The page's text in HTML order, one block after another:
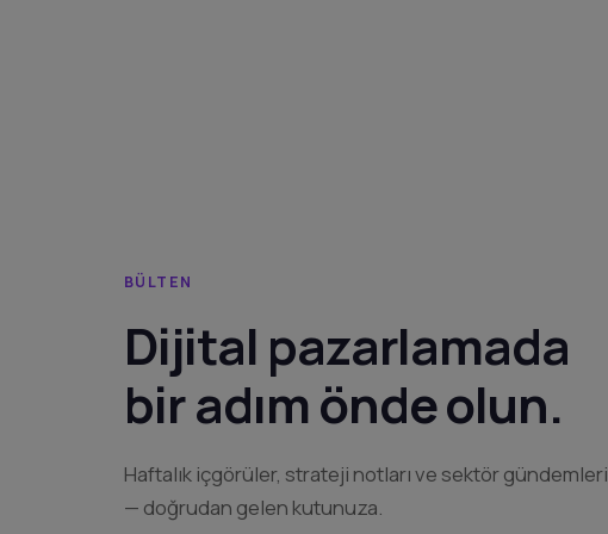
BÜLTEN
Dijital pazarlamada
bir adım önde olun.
Haftalık içgörüler, strateji notları ve sektör gündemleri
— doğrudan gelen kutunuza.